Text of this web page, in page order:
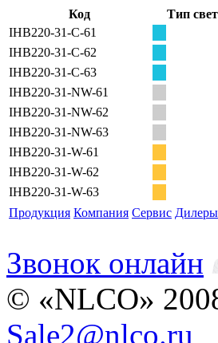
Код Тип
IHB220-31-C-61
IHB220-31-C-62
IHB220-31-C-63
IHB220-31-NW-61
IHB220-31-NW-62
IHB220-31-NW-63
IHB220-31-W-61
IHB220-31-W-62
IHB220-31-W-63
Продукция Компания Сервис Дилеры
Звонок онлайн
© «NLCO»
Sale2@nlco.ru